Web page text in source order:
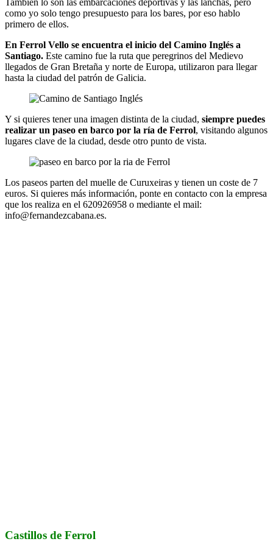
También lo son las embarcaciones deportivas y las lanchas, pero
como yo solo tengo presupuesto para los bares, por eso hablo
primero de ellos.
En Ferrol Vello se encuentra el inicio del Camino Inglés a
Santiago. Este camino fue la ruta que peregrinos del Medievo
llegados de Gran Bretaña y norte de Europa, utilizaron para llegar
hasta la ciudad del patrón de Galicia.
Y si quieres tener una imagen distinta de la ciudad, siempre puedes
realizar un paseo en barco por la ría de Ferrol, visitando algunos
lugares clave de la ciudad, desde otro punto de vista.
Los paseos parten del muelle de Curuxeiras y tienen un coste de 7
euros. Si quieres más información, ponte en contacto con la empresa
que los realiza en el 620926958 o mediante el mail:
info@fernandezcabana.es.
Castillos de Ferrol